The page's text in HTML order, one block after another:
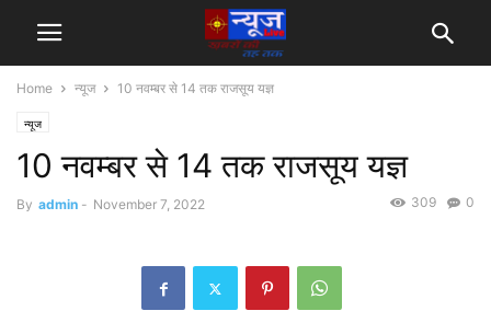
Home न्यूज 10 नवम्बर से 14 तक राजसूय यज्ञ
न्यूज
10 नवम्बर से 14 तक राजसूय यज्ञ
By admin - November 7, 2022 0
309